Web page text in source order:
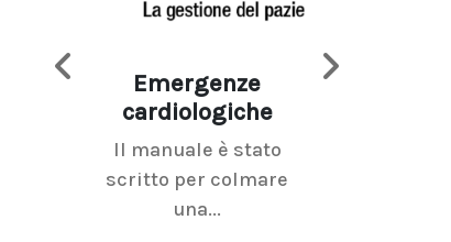
Emergenze
cardiologiche
Il manuale è stato
scritto per colmare
una...